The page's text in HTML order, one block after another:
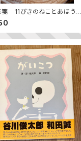
箋 11ぴきのねことあほうど